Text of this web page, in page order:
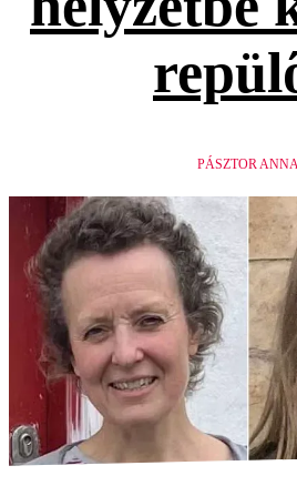
PÁSZTOR ANNA